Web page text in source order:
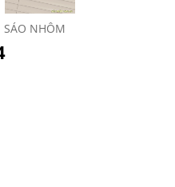
SÁO NHÔM